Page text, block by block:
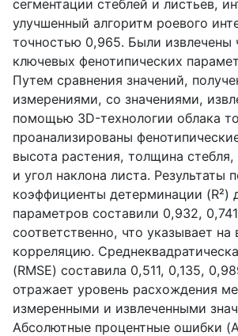
сегментации стеблей и листьев,
улучшенный алгоритм роевого
точностью 0,965. Были извлечены
ключевых фенотипических
Путем сравнения значений,
измерениями, со значениями,
помощью 3D-технологии облака
проанализированы
высота растения, толщина
и угол наклона листа. Результаты
коэффициенты детерминации (R²)
параметров составили 0,932,
соответственно, что указывает
корреляцию.
(RMSE) составила 0,511, 0,135,
отражает уровень расхождения
измеренными и извлеченными
Абсолютные процентные ошибки